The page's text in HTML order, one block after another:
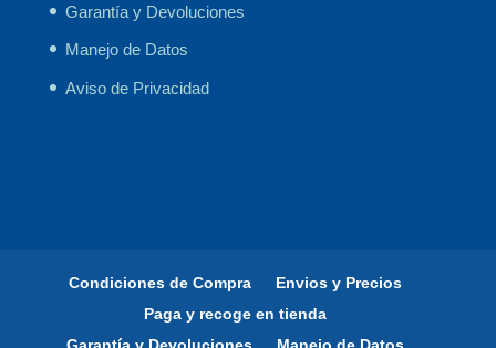
Garantía y Devoluciones
Manejo de Datos
Aviso de Privacidad
Condiciones de Compra
Envios y Precios
Paga y recoge en tienda